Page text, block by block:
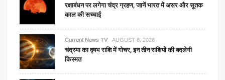
रक्षाबंधन पर लगेगा चंद्र ग्रहण, जानें भारत में असर और सूतक
काल की सच्चाई
Current News TV AUGUST 6, 2026
चंद्रमा का वृषभ राशि में गोचर, इन तीन राशियों की बदलेगी
किस्मत